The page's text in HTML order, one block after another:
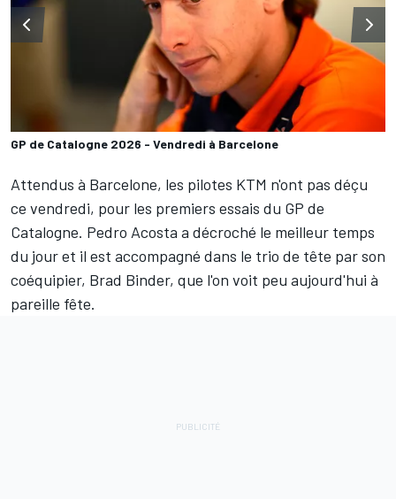
GP de Catalogne 2026 - Vendredi à Barcelone
Attendus à Barcelone, les pilotes KTM n'ont pas déçu
ce vendredi, pour les premiers essais du GP de
Catalogne. Pedro Acosta a décroché le meilleur temps
du jour et il est accompagné dans le trio de tête par son
coéquipier, Brad Binder, que l'on voit peu aujourd'hui à
pareille fête.